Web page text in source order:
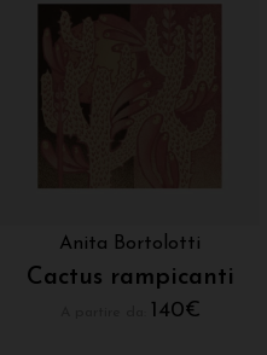
Anita Bortolotti
Cactus rampicanti
140€